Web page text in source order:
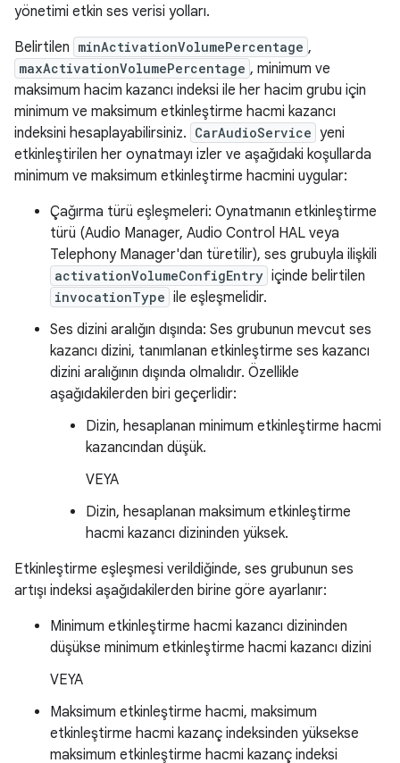
yönetimi etkin ses verisi yolları.
Belirtilen minActivationVolumePercentage ,
maxActivationVolumePercentage , minimum ve
maksimum hacim kazancı indeksi ile her hacim grubu için
minimum ve maksimum etkinleştirme hacmi kazancı
indeksini hesaplayabilirsiniz. CarAudioService yeni
etkinleştirilen her oynatmayı izler ve aşağıdaki koşullarda
minimum ve maksimum etkinleştirme hacmini uygular:
Çağırma türü eşleşmeleri: Oynatmanın etkinleştirme
türü (Audio Manager, Audio Control HAL veya
Telephony Manager'dan türetilir), ses grubuyla ilişkili
activationVolumeConfigEntry içinde belirtilen
invocationType ile eşleşmelidir.
Ses dizini aralığın dışında: Ses grubunun mevcut ses
kazancı dizini, tanımlanan etkinleştirme ses kazancı
dizini aralığının dışında olmalıdır. Özellikle
aşağıdakilerden biri geçerlidir:
Dizin, hesaplanan minimum etkinleştirme hacmi
kazancından düşük.
VEYA
Dizin, hesaplanan maksimum etkinleştirme
hacmi kazancı dizininden yüksek.
Etkinleştirme eşleşmesi verildiğinde, ses grubunun ses
artışı indeksi aşağıdakilerden birine göre ayarlanır:
Minimum etkinleştirme hacmi kazancı dizininden
düşükse minimum etkinleştirme hacmi kazancı dizini
VEYA
Maksimum etkinleştirme hacmi, maksimum
etkinleştirme hacmi kazanç indeksinden yüksekse
maksimum etkinleştirme hacmi kazanç indeksi